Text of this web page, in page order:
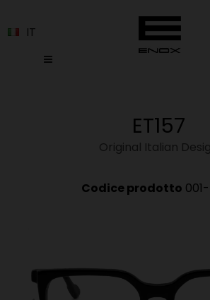
IT
ET157
Original Italian
Codice prodotto